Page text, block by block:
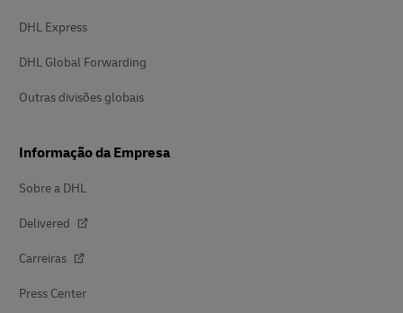
DHL Express
DHL Global Forwarding
Outras divisões globais
Informação da Empresa
Sobre a DHL
Delivered
Carreiras
Press Center